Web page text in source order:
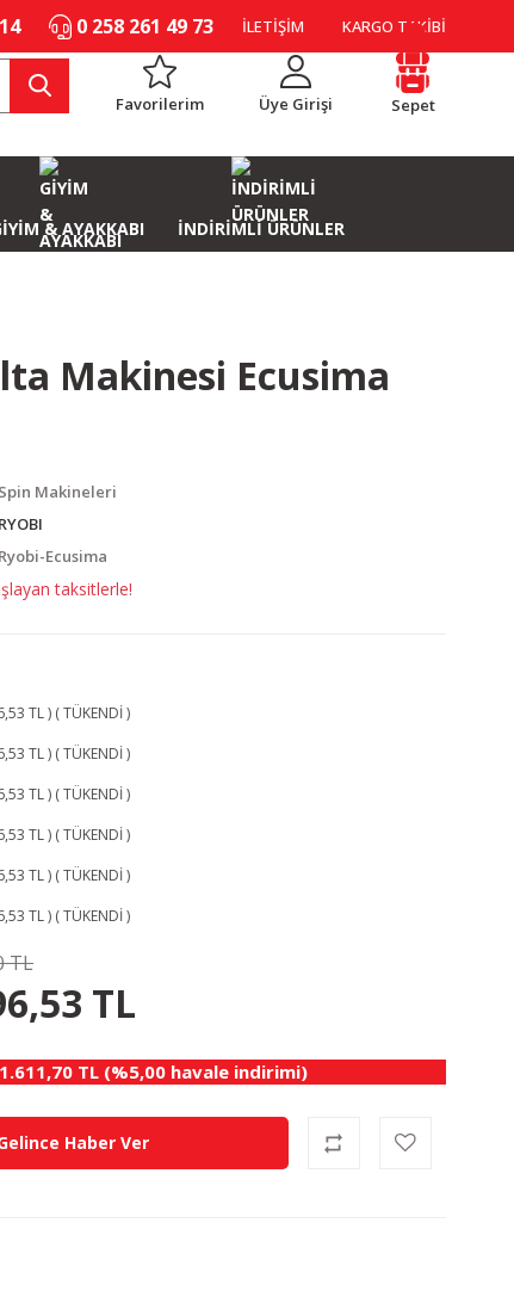
0 258 261 49 73 İLETİŞİM KARGO TAKİBİ
Favorilerim Üye Girişi Sepet
& AYAKKABI İNDİRİMLİ ÜRÜNLER
Makinesi Ecusima
Spin Makineleri
RYOBI
Ryobi-Ecusima
taksitlerle!
TL ) ( TÜKENDİ )
TL ) ( TÜKENDİ )
TL ) ( TÜKENDİ )
TL ) ( TÜKENDİ )
TL ) ( TÜKENDİ )
TL ) ( TÜKENDİ )
TL
TL
1.611,70 TL (%5,00 havale indirimi)
Haber Ver